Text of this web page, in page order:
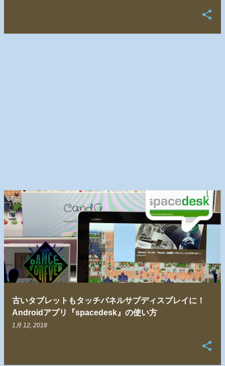
古いタブレットもタッチパネルサブディスプレイに！
Androidアプリ『spacedesk』の使い方
1月 12, 2018